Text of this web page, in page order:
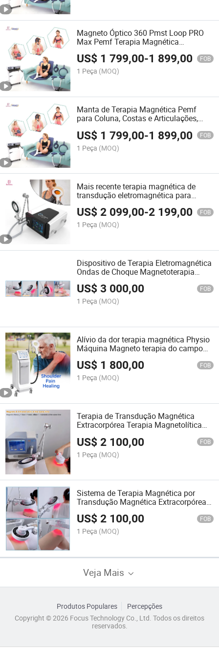
Magneto Óptico 360 Pmst Loop PRO
Max Pemf Terapia Magnética
Magnetoterapia Equipamento de
Fisioterapia
US$ 1 799,00-1 899,00 FOB
1 Peça (MOQ)
Manta de Terapia Magnética Pemf
para Coluna, Costas e Articulações,
Reabilitação Física
US$ 1 799,00-1 899,00 FOB
1 Peça (MOQ)
Mais recente terapia magnética de
transdução eletromagnética para
distúrbios musculoesqueléticos, alívio
da dor magnética
US$2 099,00-2 199,00 FOB
1 Peça (MOQ)
Dispositivo de Terapia Eletromagnética
Ondas de Choque Magnetoterapia
Instrumento Físico Infravermelho
US$3 000,00 FOB
1 Peça (MOQ)
Alívio da dor terapia magnética Physio
Máquina Magneto terapia do campo
magnético
US$ 1 800,00 FOB
1 Peça (MOQ)
Terapia de Transdução Magnética
Extracorpórea Terapia Magnetolítica
US$2 100,00 FOB
1 Peça (MOQ)
Sistema de Terapia Magnética por
Transdução Magnética Extracorpórea
Emtt Aquecimento Pulsado
US$2 100,00 FOB
1 Peça (MOQ)
Veja Mais
Produtos Populares
Percepções
Copyright © 2026 Focus Technology Co., Ltd. Todos os direitos
reservados.